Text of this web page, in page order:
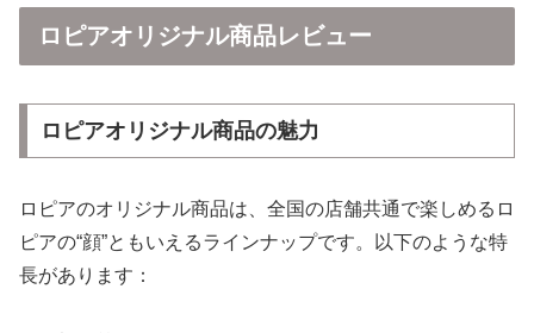
ロピアオリジナル商品レビュー
ロピアオリジナル商品の魅力
ロピアのオリジナル商品は、全国の店舗共通で楽しめるロ
ピアの“顔”ともいえるラインナップです。以下のような特
長があります：